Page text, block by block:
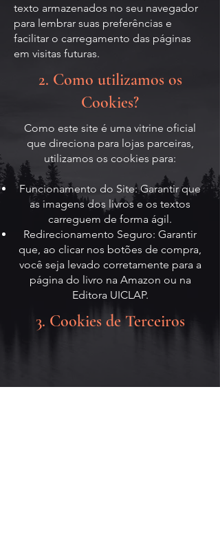
texto armazenados no seu navegador
para lembrar suas preferências e
facilitar o carregamento das páginas
em visitas futuras.
2. Como utilizamos os
Cookies?
Como este site é uma vitrine oficial
que direciona para lojas parceiras,
utilizamos os cookies para:
Funcionamento do Site: Garantir que
as imagens dos livros e os textos
carreguem de forma ágil.
Redirecionamento Seguro: Garantir
que, ao clicar nos botões de compra,
você seja levado corretamente para a
página do livro na Amazon ou na
Editora UICLAP.
3. Cookies de Terceiros